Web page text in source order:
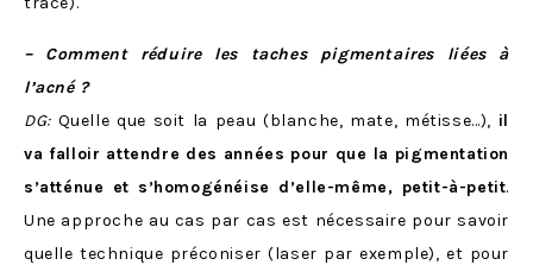
– Comment réduire les taches pigmentaires liées à
l’acné ?
DG:Quelle que soit la peau (blanche, mate, métisse…), il
va falloir attendre des années pour que la pigmentation
s’atténue et s’homogénéise d’elle-même, petit-à-petit.
Une approche au cas par cas est nécessaire pour savoir
quelle technique préconiser (laser par exemple), et pour